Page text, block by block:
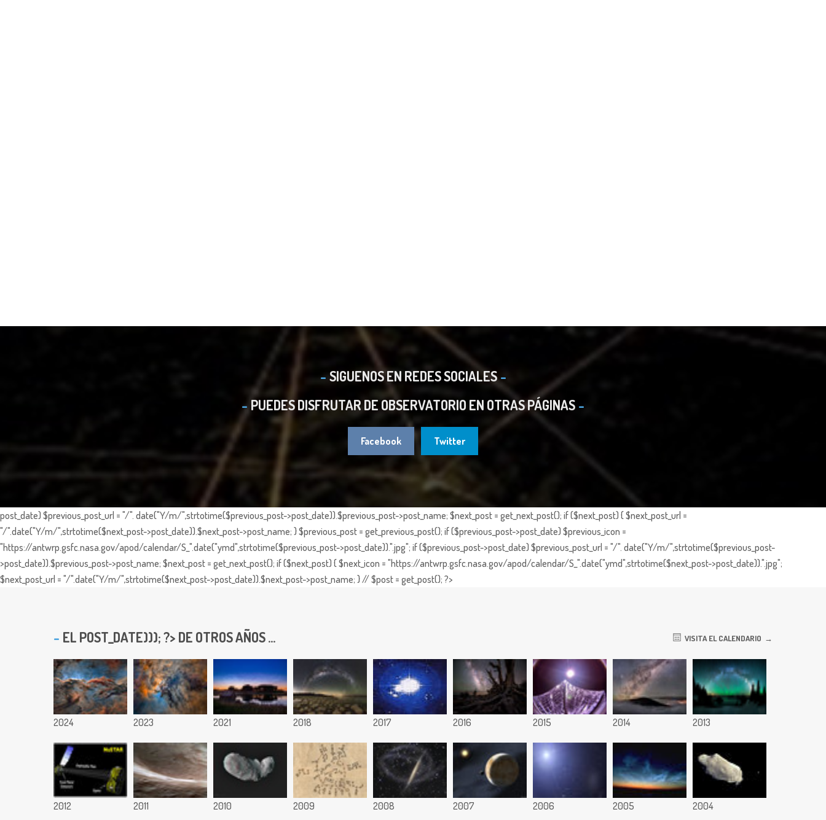
SIGUENOS EN REDES SOCIALES
PUEDES DISFRUTAR DE OBSERVATORIO EN OTRAS PÁGINAS
Facebook Twitter
post_date) $previous_post_url = "/". date("Y/m/",strtotime($previous_post->post_date)).$previous_post->post_name; $next_post = get_next_post(); if ($next_post) { $next_post_url =
"/".date("Y/m/",strtotime($next_post->post_date)).$next_post->post_name; } $previous_post = get_previous_post(); if ($previous_post->post_date) $previous_icon =
"https://antwrp.gsfc.nasa.gov/apod/calendar/S_".date("ymd",strtotime($previous_post->post_date)).".jpg"; if ($previous_post->post_date) $previous_post_url = "/". date("Y/m/",strtotime($previous_post-
>post_date)).$previous_post->post_name; $next_post = get_next_post(); if ($next_post) { $next_icon = "https://antwrp.gsfc.nasa.gov/apod/calendar/S_".date("ymd",strtotime($next_post->post_date)).".jpg";
$next_post_url = "/".date("Y/m/",strtotime($next_post->post_date)).$next_post->post_name; } // $post = get_post(); ?>
EL POST_DATE))); ?> DE OTROS AÑOS ... VISITA EL CALENDARIO
2024 2023 2021 2018 2017 2016 2015 2014 2013
2012 2011 2010 2009 2008 2007 2006 2005 2004